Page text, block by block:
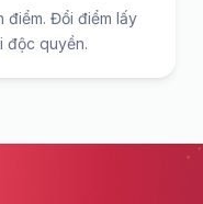
điểm. Đổi điểm lấy
độc quyền.